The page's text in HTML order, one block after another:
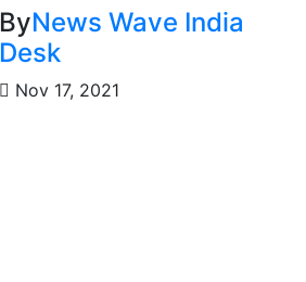
ByNews Wave India
Desk
Nov 17, 2021